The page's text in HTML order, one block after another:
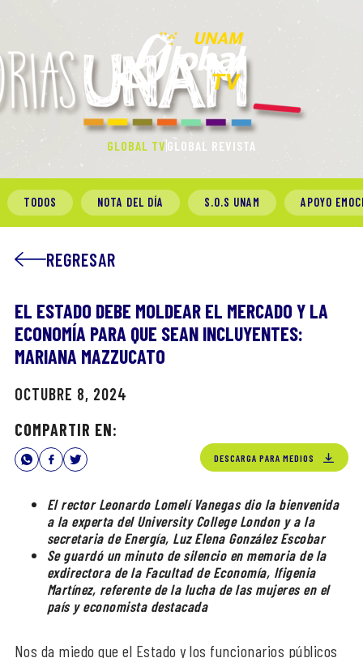
GLOBAL TV GLOBAL REVISTA
TODOS NOTA DEL DÍA S.O.S UNAM APOYO
REGRESAR
EL ESTADO DEBE MOLDEAR EL MERCADO Y LA
ECONOMÍA PARA QUE SEAN INCLUYENTES:
MARIANA MAZZUCATO
OCTUBRE 8, 2024
COMPARTIR EN:
DESCARGA PARA MEDIOS
El rector Leonardo Lomelí Vanegas dio la bienvenida
a la experta del University College London y a la
secretaria de Energía, Luz Elena González Escobar
Se guardó un minuto de silencio en memoria de la
exdirectora de la Facultad de Economía, Ifigenia
Martínez, referente de la lucha de las mujeres en el
país y economista destacada
Nos da miedo que el Estado y los funcionarios públicos